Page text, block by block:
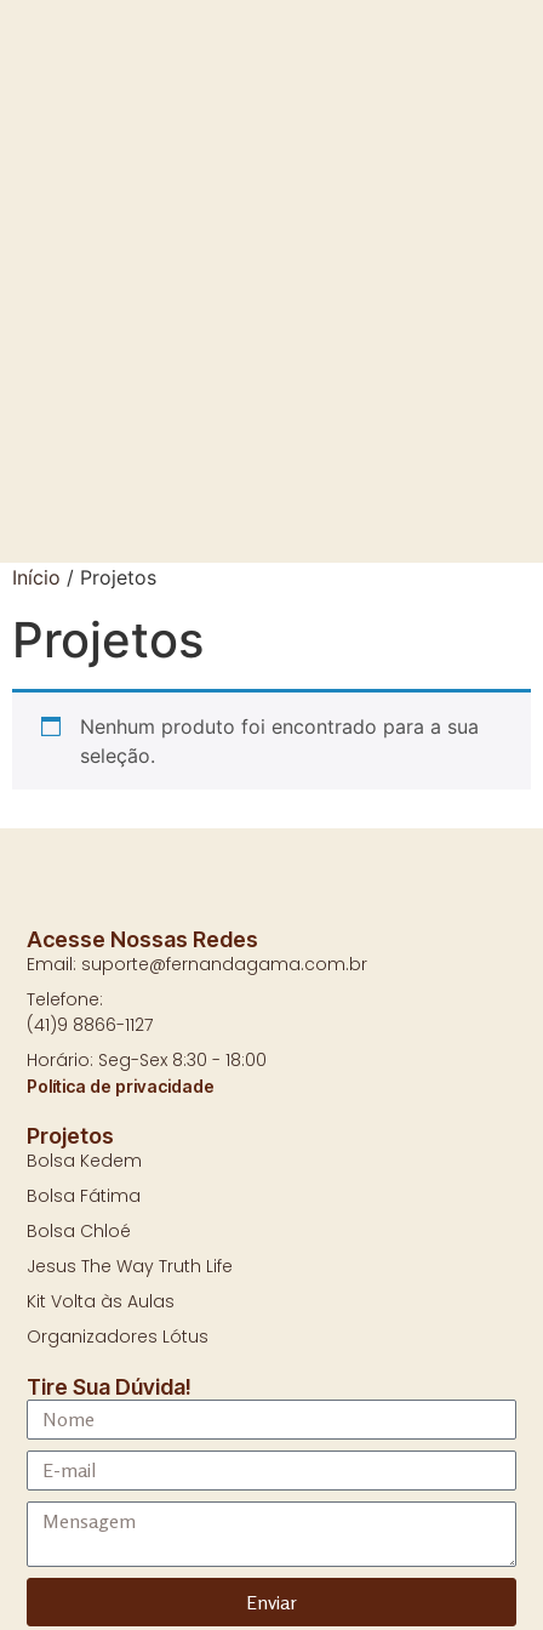
Início / Projetos
Projetos
Nenhum produto foi encontrado para a sua
seleção.
Acesse Nossas Redes
Email: suporte@fernandagama.com.br
Telefone:
(41)9 8866-1127
Horário: Seg-Sex 8:30 - 18:00
Política de privacidade
Projetos
Bolsa Kedem
Bolsa Fátima
Bolsa Chloé
Jesus The Way Truth Life
Kit Volta às Aulas
Organizadores Lótus
Tire Sua Dúvida!
Enviar